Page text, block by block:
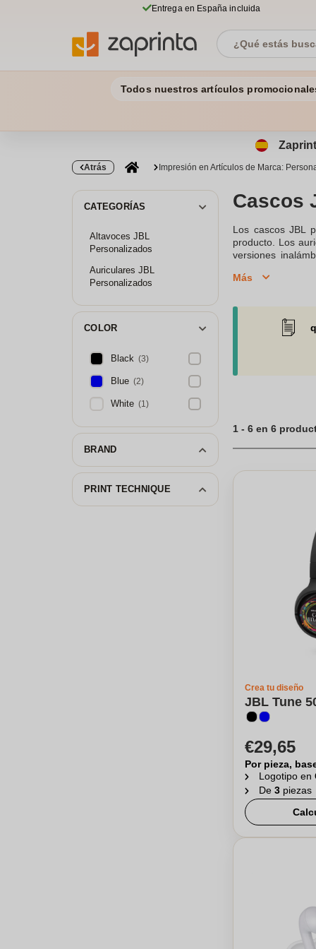
Entrega en España incluida
Todos nuestros artículos
Atrás Impresión en Artículos de Marca:
CATEGORÍAS
Altavoces JBL
Personalizados
Auriculares JBL
Personalizados
COLOR
Black (3)
Blue (2)
White (1)
BRAND
PRINT TECHNIQUE
Cascos
Los cascos JBL
producto. Los
versiones
impresión a todo
Más
1 - 6 en 6
Crea tu diseño
JBL Tune
€29,65
Por pieza,
Logotipo en
De 3 piezas